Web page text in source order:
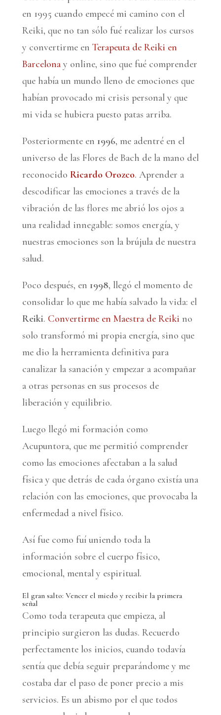
en 1995 cuando empecé mi camino con el
Reiki, que no tan sólo fué realizar los cursos
y convertirme en Terapeuta de Reiki en
Barcelonay online, sino que fué comprender
que había un mundo lleno de emociones que
habían provocado mi crisis personal y que
mi vida se hubiera puesto patas arriba.
Posteriormente en 1996, me adentré en el
universo de las Flores de Bach de la mano del
reconocido Ricardo Orozco. Aprender a
descodificar las emociones a través de la
vibración de las flores me abrió los ojos a
una realidad innegable: somos energía, y
nuestras emociones son la brújula de nuestra
salud.
Poco después, en 1998, llegó el momento de
consolidar lo que me había salvado la vida: el
Reiki. Convertirme en Maestra de Reiki no
solo transformó mi propia energía, sino que
me dio la herramienta definitiva para
canalizar la sanación y empezar a acompañar
a otras personas en sus procesos de
liberación y equilibrio.
Luego llegó mi formación como
Acupuntora, que me permitió comprender
como las emociones afectaban a la salud
física y que detrás de cada órgano existía una
relación con las emociones, que provocaba la
enfermedad a nivel físico.
Así fue como fuí uniendo toda la
información sobre el cuerpo físico,
emocional, mental y espiritual.
El gran salto: Vencer el miedo y recibir la primera
señal
Como toda terapeuta que empieza, al
principio surgieron las dudas. Recuerdo
perfectamente los inicios, cuando todavía
sentía que debía seguir preparándome y me
costaba dar el paso de poner precio a mis
servicios. Es un abismo por el que todos